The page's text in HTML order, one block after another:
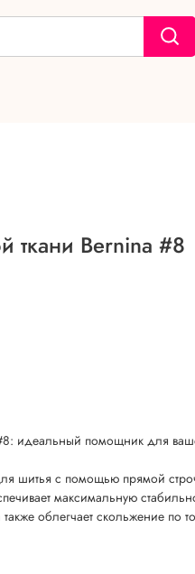
ткани Bernina #8
идеальный помощник для
шитья с помощью прямой
максимальную
облегчает скольжение по